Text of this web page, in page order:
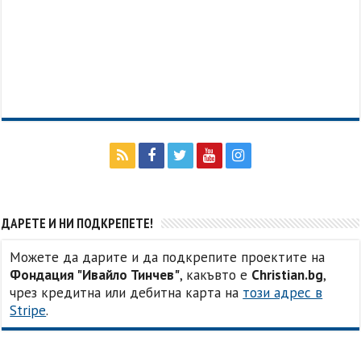
ДАРЕТЕ И НИ ПОДКРЕПЕТЕ!
Можете да дарите и да подкрепите проектите на
Фондация "Ивайло Тинчев", какъвто е Christian.bg,
чрез кредитна или дебитна карта на този адрес в
Stripe.